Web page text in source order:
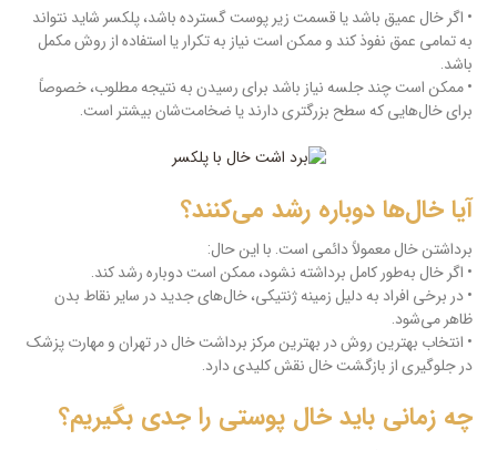
• اگر خال عمیق باشد یا قسمت زیر پوست گسترده باشد، پلکسر شاید نتواند
به تمامی عمق نفوذ کند و ممکن است نیاز به تکرار یا استفاده از روش مکمل
باشد.
• ممکن است چند جلسه نیاز باشد برای رسیدن به نتیجه مطلوب، خصوصاً
برای خال‌هایی که سطح بزرگتری دارند یا ضخامت‌شان بیشتر است.
آیا خال‌ها دوباره رشد می‌کنند؟
برداشتن خال معمولاً دائمی است. با این حال:
• اگر خال به‌طور کامل برداشته نشود، ممکن است دوباره رشد کند.
• در برخی افراد به دلیل زمینه ژنتیکی، خال‌های جدید در سایر نقاط بدن
ظاهر می‌شود.
• انتخاب بهترین روش در بهترین مرکز برداشت خال در تهران و مهارت پزشک
در جلوگیری از بازگشت خال نقش کلیدی دارد.
چه زمانی باید خال پوستی را جدی بگیریم؟